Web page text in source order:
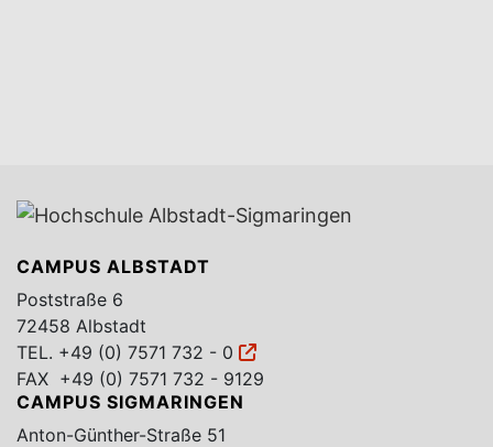
CAMPUS ALBSTADT
Poststraße 6
72458 Albstadt
TEL. +49 (0) 7571 732 - 0
FAX +49 (0) 7571 732 - 9129
CAMPUS SIGMARINGEN
Anton-Günther-Straße 51